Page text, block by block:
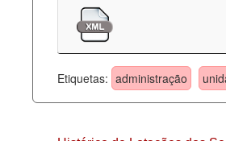
Etiquetas: administração